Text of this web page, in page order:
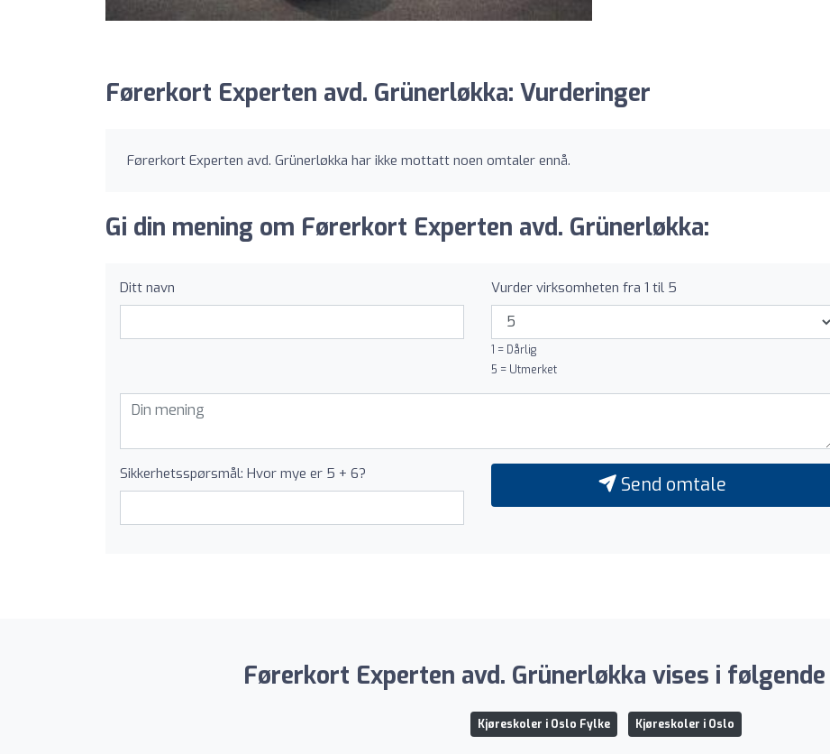
Førerkort Experten avd. Grünerløkka: Vurderinger
Førerkort Experten avd. Grünerløkka har ikke mottatt noen omtaler ennå.
Gi din mening om Førerkort Experten avd. Grünerløkka:
Ditt navn Vurder virksomheten fra 1 til 5
1 = Dårlig
5 = Utmerket
Sikkerhetsspørsmål: Hvor mye er 5 + 6? Send omtale
Førerkort Experten avd. Grünerløkka vises i
Kjøreskoler i Oslo Fylke Kjøreskoler i Oslo